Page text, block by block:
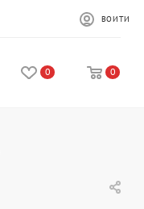
ВОЙТИ
0 0